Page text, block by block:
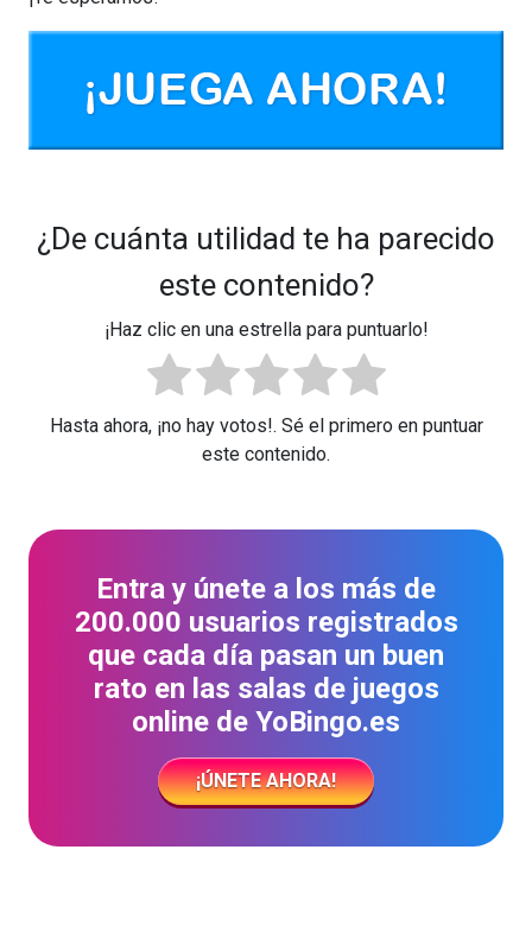
¿De cuánta utilidad te ha parecido
este contenido?
¡Haz clic en una estrella para puntuarlo!
Hasta ahora, ¡no hay votos!. Sé el primero en puntuar
este contenido.
Entra y únete a los más de
200.000 usuarios registrados
que cada día pasan un buen
rato en las salas de juegos
online de YoBingo.es
¡ÚNETE AHORA!